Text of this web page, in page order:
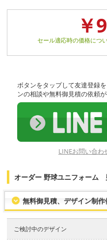
￥
セール適応時の価格につ
ボタンをタップして友達登録
ンの相談や無料御見積の依頼が
LINEお問い合わ
オーダー 野球ユニフォーム
無料御見積、デザイン制
ご検討中のデザイン